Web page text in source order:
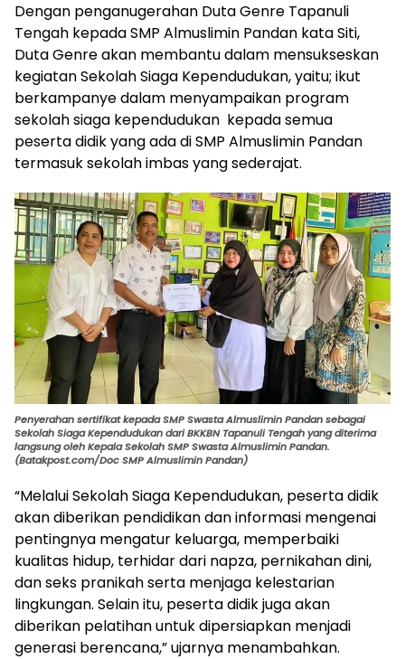
Dengan penganugerahan Duta Genre Tapanuli
Tengah kepada SMP Almuslimin Pandan kata Siti,
Duta Genre akan membantu dalam mensukseskan
kegiatan Sekolah Siaga Kependudukan, yaitu; ikut
berkampanye dalam menyampaikan program
sekolah siaga kependudukan kepada semua
peserta didik yang ada di SMP Almuslimin Pandan
termasuk sekolah imbas yang sederajat.
Penyerahan sertifikat kepada SMP Swasta Almuslimin Pandan sebagai
Sekolah Siaga Kependudukan dari BKKBN Tapanuli Tengah yang diterima
langsung oleh Kepala Sekolah SMP Swasta Almuslimin Pandan.
(Batakpost.com/Doc SMP Almuslimin Pandan)
“Melalui Sekolah Siaga Kependudukan, peserta didik
akan diberikan pendidikan dan informasi mengenai
pentingnya mengatur keluarga, memperbaiki
kualitas hidup, terhidar dari napza, pernikahan dini,
dan seks pranikah serta menjaga kelestarian
lingkungan. Selain itu, peserta didik juga akan
diberikan pelatihan untuk dipersiapkan menjadi
generasi berencana,” ujarnya menambahkan.